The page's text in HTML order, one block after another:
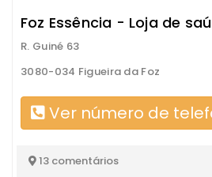
Foz Essência - Loja de
R. Guiné 63
3080-034 Figueira da Foz
Ver número de
13 comentários